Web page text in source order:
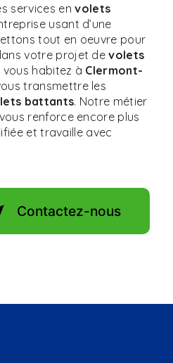
services envolets
usant d’une
tout en oeuvre pour
votre projet devolets
vous habitez à Clermont-
transmettre les
battants. Notre métier
renforce encore plus
et travaille avec
Contactez-nous